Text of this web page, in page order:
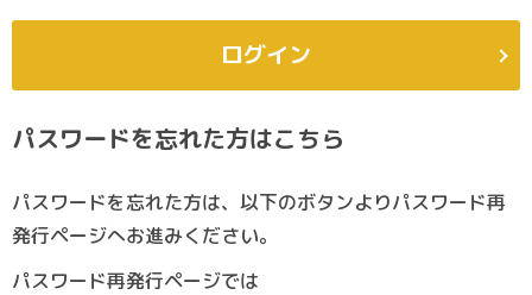
ログイン
パスワードを忘れた方はこちら
パスワードを忘れた方は、以下のボタンよりパスワード再
発行ページへお進みください。
パスワード再発行ページでは